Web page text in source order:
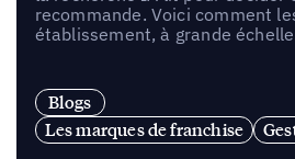
recommande. Voici comment
établissement, à grande
Blogs
Les marques de franchise